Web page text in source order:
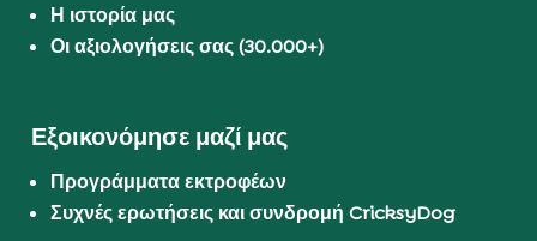
Η ιστορία μας
Οι αξιολογήσεις σας (30.000+)
Εξοικονόμησε μαζί μας
Προγράμματα εκτροφέων
Συχνές ερωτήσεις και συνδρομή CricksyDog